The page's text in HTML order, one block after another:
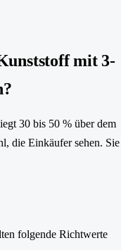
mit 3-
30 bis 50 % über dem
die Einkäufer sehen. Sie
folgende Richtwerte